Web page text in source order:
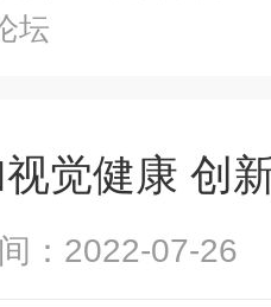
坛
觉健康 创
间：2022-07-